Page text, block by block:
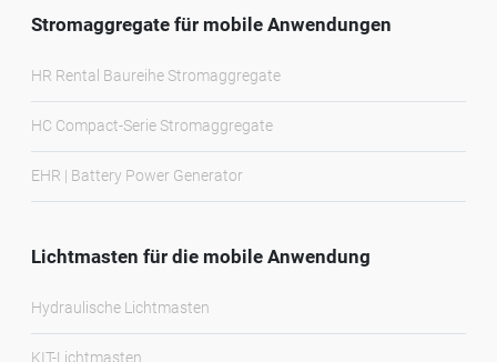
Stromaggregate für mobile Anwendungen
HR Rental Baureihe Stromaggregate
HC Compact-Serie Stromaggregate
EHR | Battery Power Generator
Lichtmasten für die mobile Anwendung
Hydraulische Lichtmasten
KIT-Lichtmasten